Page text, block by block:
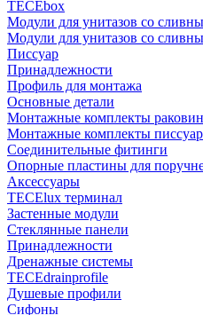
TECEbox
Модули для унитазов со
Модули для унитазов со
Писсуар
Принадлежности
Профиль для монтажа
Основные детали
Монтажные комплекты раковин
Монтажные комплекты
Соединительные фитинги
Опорные пластины для
Аксессуары
TECElux терминал
Застенные модули
Стеклянные панели
Принадлежности
Дренажные системы
TECEdrainprofile
Душевые профили
Сифоны